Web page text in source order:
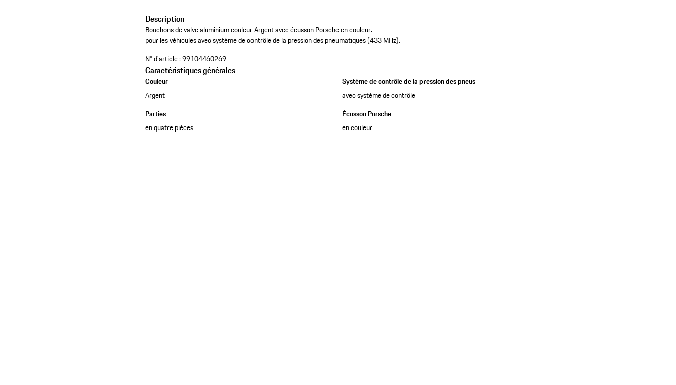
Description
Bouchons de valve aluminium couleur Argent avec écusson Porsche en couleur.
pour les véhicules avec système de contrôle de la pression des pneumatiques (433 MHz).
N° d'article :99104460269
Caractéristiques générales
Couleur
Argent
Parties
en quatre pièces
Système de contrôle de la pression des pneus
avec système de contrôle
Écusson Porsche
en couleur